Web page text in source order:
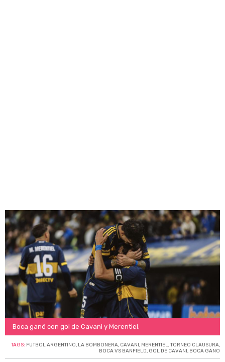
Boca ganó con gol de Cavani y Merentiel.
TAGS: FUTBOL ARGENTINO, LA BOMBONERA, CAVANI , MERENTIEL,TORNEO CLAUSURA,
BOCA VS BANFIELD, GOL DE CAVANI , BOCA GANO